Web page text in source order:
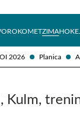
2026 Planica
ROKOMETZIMA
Kulm,